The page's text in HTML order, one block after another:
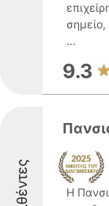
...
9.3
Η